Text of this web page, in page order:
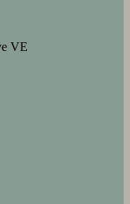
VE